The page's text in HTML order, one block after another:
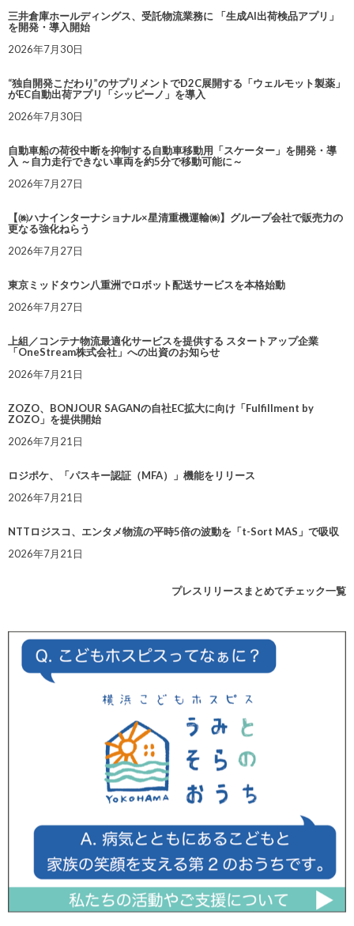
三井倉庫ホールディングス、受託物流業務に 「生成AI出荷検品アプリ」
を開発・導入開始
2026年7月30日
“独自開発こだわり”のサプリメントでD2C展開する「ウェルモット製薬」
がEC自動出荷アプリ「シッピーノ」を導入
2026年7月30日
自動車船の荷役中断を抑制する自動車移動用「スケーター」を開発・導
入 ～自力走行できない車両を約5分で移動可能に～
2026年7月27日
【㈱ハナインターナショナル×星清重機運輸㈱】グループ会社で販売力の
更なる強化ねらう
2026年7月27日
東京ミッドタウン八重洲でロボット配送サービスを本格始動
2026年7月27日
上組／コンテナ物流最適化サービスを提供する スタートアップ企業
「OneStream株式会社」への出資のお知らせ
2026年7月21日
ZOZO、BONJOUR SAGANの自社EC拡大に向け「Fulfillment by
ZOZO」を提供開始
2026年7月21日
ロジポケ、「パスキー認証（MFA）」機能をリリース
2026年7月21日
NTTロジスコ、エンタメ物流の平時5倍の波動を「t-Sort MAS」で吸収
2026年7月21日
プレスリリースまとめてチェック一覧